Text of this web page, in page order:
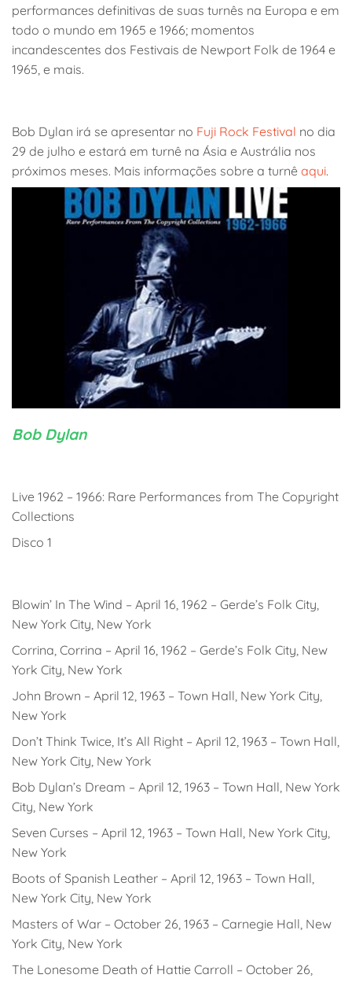
performances definitivas de suas turnês na Europa e em
todo o mundo em 1965 e 1966; momentos
incandescentes dos Festivais de Newport Folk de 1964 e
1965, e mais.
Bob Dylan irá se apresentar no Fuji Rock Festival no dia
29 de julho e estará em turnê na Ásia e Austrália nos
próximos meses. Mais informações sobre a turnê aqui.
Bob Dylan
Live 1962 – 1966: Rare Performances from The Copyright
Collections
Disco 1
Blowin’ In The Wind – April 16, 1962 – Gerde’s Folk City,
New York City, New York
Corrina, Corrina – April 16, 1962 – Gerde’s Folk City, New
York City, New York
John Brown – April 12, 1963 – Town Hall, New York City,
New York
Don’t Think Twice, It’s All Right – April 12, 1963 – Town Hall,
New York City, New York
Bob Dylan’s Dream – April 12, 1963 – Town Hall, New York
City, New York
Seven Curses – April 12, 1963 – Town Hall, New York City,
New York
Boots of Spanish Leather – April 12, 1963 – Town Hall,
New York City, New York
Masters of War – October 26, 1963 – Carnegie Hall, New
York City, New York
The Lonesome Death of Hattie Carroll – October 26,